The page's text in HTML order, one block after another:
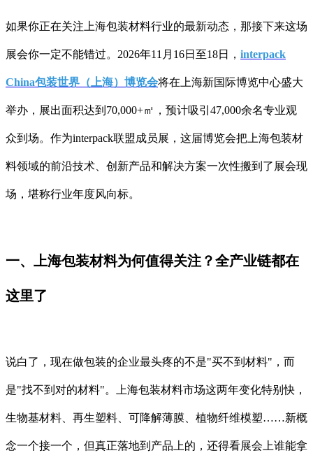
如果你正在关注上海包装材料行业的最新动态，那接下来这场
展会你一定不能错过。2026年11月16日至18日， interpack
China包装世界（上海）博览会将在上海新国际博览中心盛大
举办，展出面积达到70,000+㎡，预计吸引47,000余名专业观
众到场。作为interpack联盟成员展，这届博览会把上海包装材
料领域的前沿技术、创新产品和解决方案一次性搬到了展会现
场，堪称行业年度风向标。
一、上海包装材料为何值得关注？全产业链都在
这里了
说白了，现在做包装的企业最头疼的不是"买不到材料"，而
是"找不到对的材料"。上海包装材料市场这两年变化特别快，
生物基材料、再生塑料、可降解薄膜、植物纤维模塑……新概
念一个接一个，但真正落地到产品上的，还得看展会上谁能拿